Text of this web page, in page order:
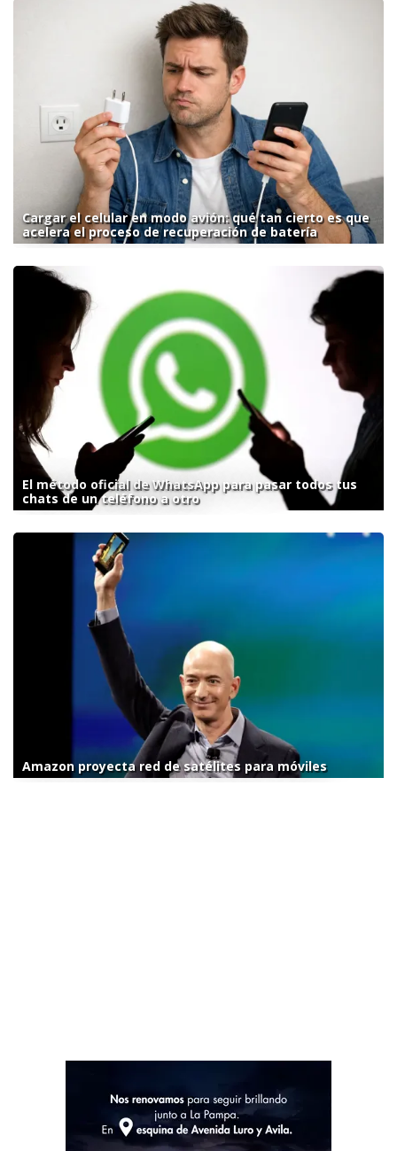
Cargar el celular en modo avión: qué tan cierto es que
acelera el proceso de recuperación de batería
El método oficial de WhatsApp para pasar todos tus
chats de un teléfono a otro
Amazon proyecta red de satélites para móviles